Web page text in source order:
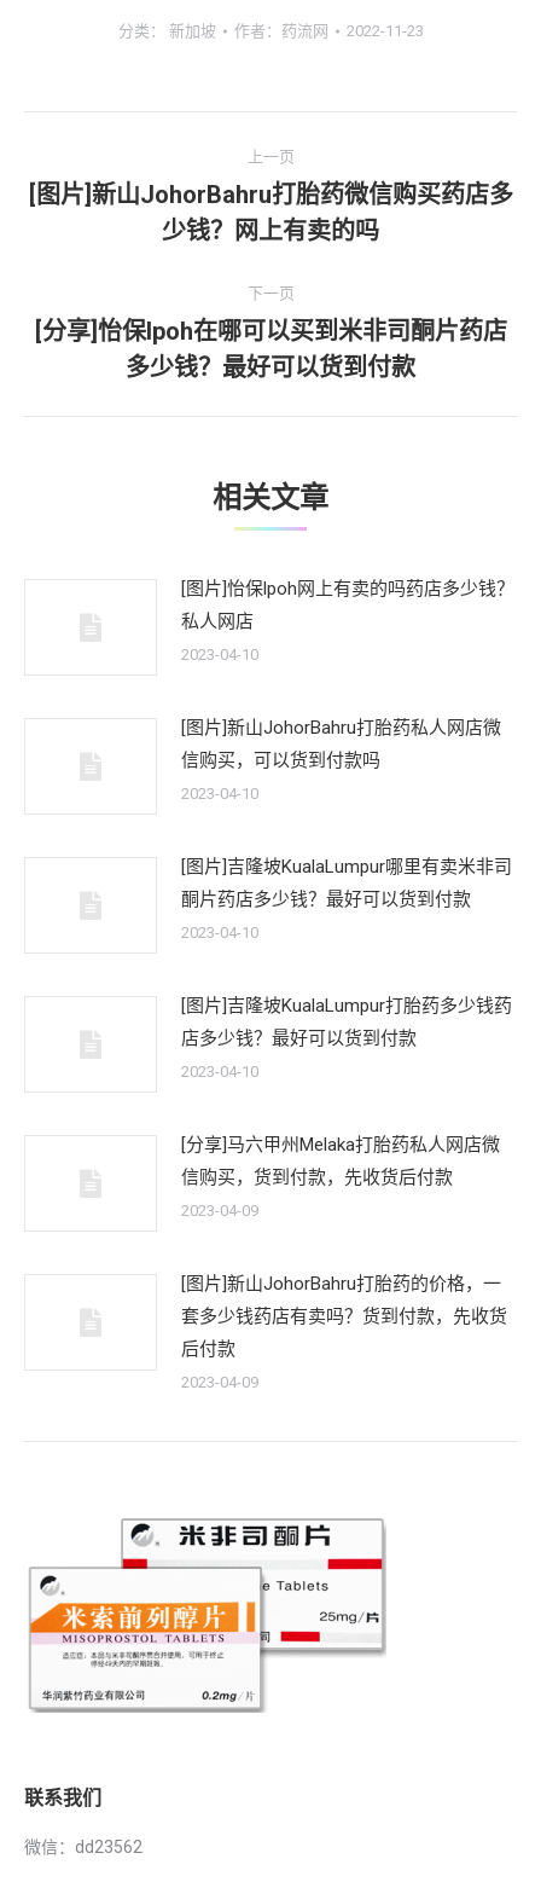
分类： 新加坡 作者： 药流网 2022-11-23
章
上一页
上
一
[图片]新山JohorBahru打胎药微信购买药店多
少钱？网上有卖的吗
下一页
下
一
文
[分享]怡保lpoh在哪可以买到米非司酮片药店
多少钱？最好可以货到付款
相关文章
[图片]怡保lpoh网上有卖的吗药店多少钱？
私人网店
2023-04-10
[图片]新山JohorBahru打胎药私人网店微
信购买，可以货到付款吗
2023-04-10
[图片]吉隆坡KualaLumpur哪里有卖米非司
酮片药店多少钱？最好可以货到付款
2023-04-10
[图片]吉隆坡KualaLumpur打胎药多少钱药
店多少钱？最好可以货到付款
2023-04-10
[分享]马六甲州Melaka打胎药私人网店微
信购买，货到付款，先收货后付款
2023-04-09
[图片]新山JohorBahru打胎药的价格，一
套多少钱药店有卖吗？货到付款，先收货
后付款
2023-04-09
联系我们
微信：dd23562